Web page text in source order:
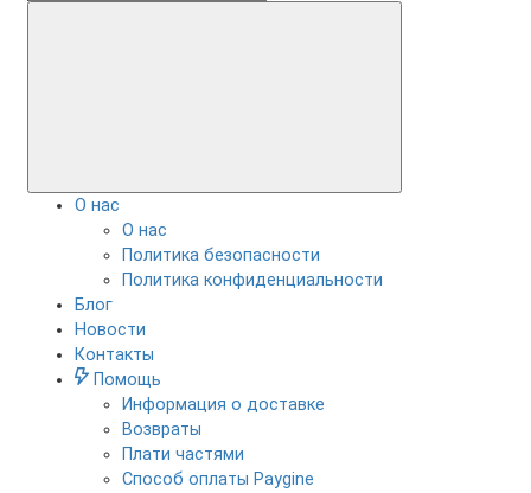
О нас
О нас
Политика безопасности
Политика конфиденциальности
Блог
Новости
Контакты
Помощь
Информация о доставке
Возвраты
Плати частями
Способ оплаты Paygine